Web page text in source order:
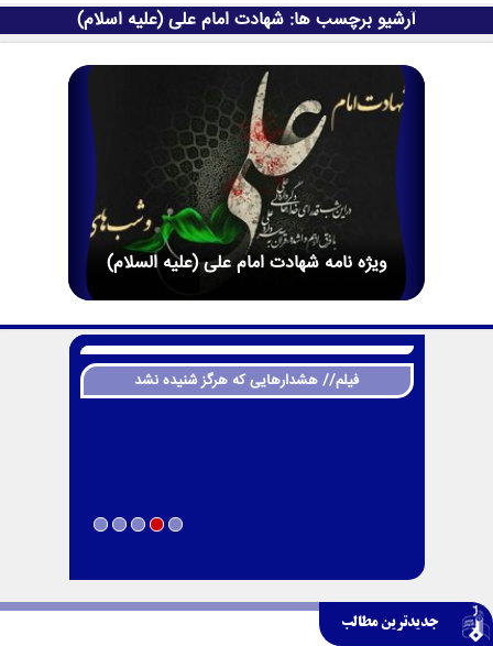
آرشیو برچسب ها: شهادت امام علی (علیه اسلام)
ویژه نامه شهادت امام علی (علیه السلام)
فیلم// هشدارهایی که هرگز شنیده نشد
جدیدترین مطالب